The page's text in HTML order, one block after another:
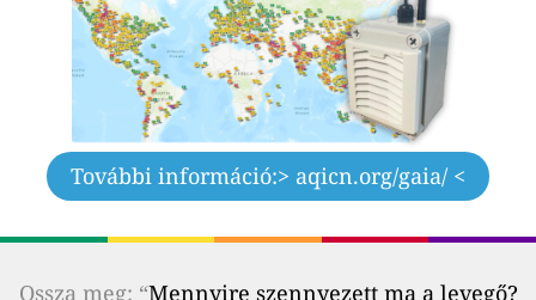
További információ:> aqicn.org/gaia/ <
Ossza meg: “Mennyire szennyezett ma a levegő?